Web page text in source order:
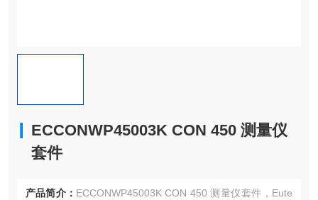
ECCONWP45003K CON 450 测量仪
套件
产品简介： ECCONWP45003K CON 450 测量仪套件，Eute